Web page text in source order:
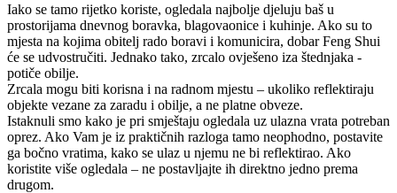
Iako se tamo rijetko koriste, ogledala najbolje djeluju baš u
prostorijama dnevnog boravka, blagovaonice i kuhinje. Ako su to
mjesta na kojima obitelj rado boravi i komunicira, dobar Feng Shui
će se udvostručiti. Jednako tako, zrcalo ovješeno iza štednjaka -
potiče obilje.
Zrcala mogu biti korisna i na radnom mjestu – ukoliko reflektiraju
objekte vezane za zaradu i obilje, a ne platne obveze.
Istaknuli smo kako je pri smještaju ogledala uz ulazna vrata potreban
oprez. Ako Vam je iz praktičnih razloga tamo neophodno, postavite
ga bočno vratima, kako se ulaz u njemu ne bi reflektirao. Ako
koristite više ogledala – ne postavljajte ih direktno jedno prema
drugom.